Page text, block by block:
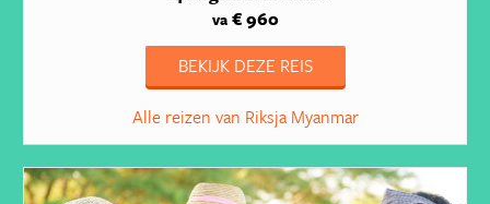
va€ 960
BEKIJK DEZE REIS
Alle reizen van Riksja Myanmar